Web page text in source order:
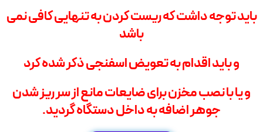
باید توجه داشت که ریست کردن به تنهایی کافی نمی
باشد
و باید اقدام به تعویض اسفنجی ذکر شده کرد
و یا با نصب مخزن برای ضایعات مانع از سر ریز شدن
جوهر اضافه به داخل دستگاه گردید.